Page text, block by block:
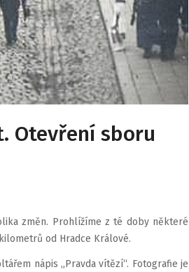
Otevření sboru
změn. Prohlížíme z té doby některé
od Hradce Králové.
nápis „Pravda vítězí“. Fotografie je